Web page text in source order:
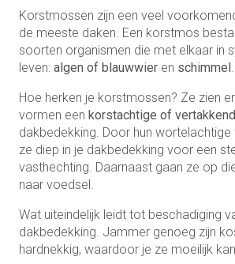
Korstmossen zijn een veel
de meeste daken. Een korstmos
soorten organismen die met elkaar in
leven: algen of blauwwier en schimmel
Hoe herken je korstmossen? Ze zien er
vormen een korstachtige of
dakbedekking. Door hun wortelachtige
ze diep in je dakbedekking voor een
vasthechting. Daarnaast gaan ze op
naar voedsel.
Wat uiteindelijk leidt tot beschadiging
dakbedekking. Jammer genoeg zijn
hardnekkig, waardoor je ze moeilijk